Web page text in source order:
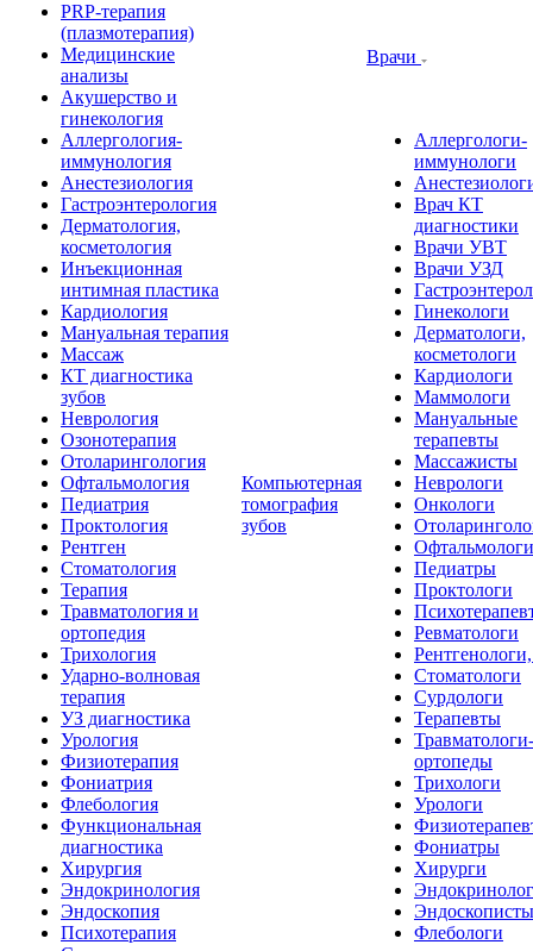
PRP-терапия
(плазмотерапия)
Медицинские
анализы
Акушерство и
гинекология
Аллергология-
иммунология
Анестезиология
Гастроэнтерология
Дерматология,
косметология
Инъекционная
интимная пластика
Кардиология
Мануальная терапия
Массаж
КТ диагностика
зубов
Неврология
Озонотерапия
Отоларингология
Офтальмология
Педиатрия
Проктология
Рентген
Стоматология
Терапия
Травматология и
ортопедия
Трихология
Ударно-волновая
терапия
УЗ диагностика
Урология
Физиотерапия
Фониатрия
Флебология
Функциональная
диагностика
Хирургия
Эндокринология
Эндоскопия
Психотерапия
Компьютерная
томография
зубов
Врачи
Аллергологи-
иммунологи
Врач КТ
диагностики
Врачи УВТ
Врачи УЗД
Гинекологи
Дерматологи,
косметологи
Кардиологи
Маммологи
Мануальные
терапевты
Массажисты
Неврологи
Онкологи
Офтальмологи
Педиатры
Проктологи
Ревматологи
Стоматологи
Сурдологи
Терапевты
Травматологи-
ортопеды
Трихологи
Урологи
Фониатры
Хирурги
Эндоскописты
Флебологи